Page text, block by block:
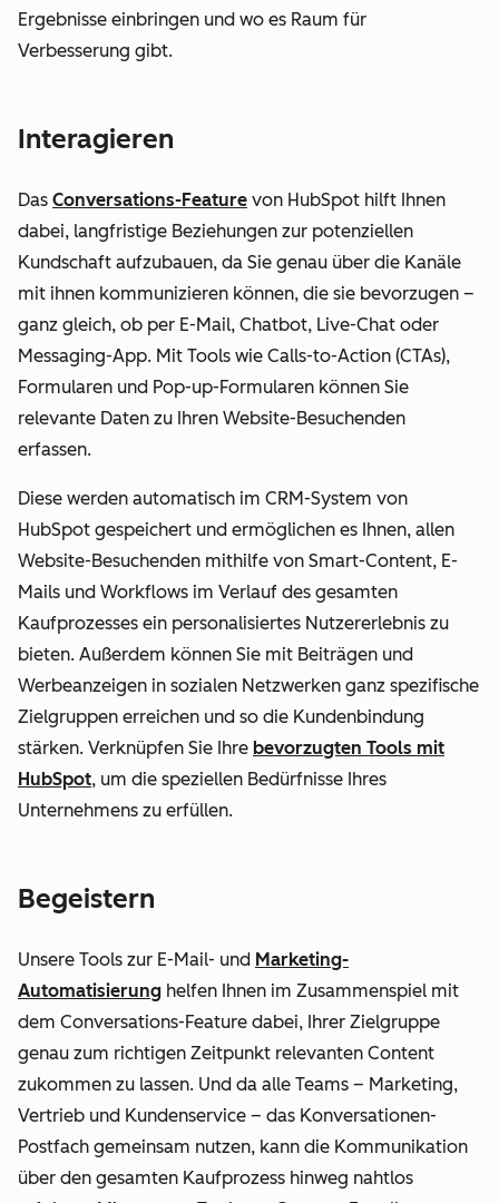
Ergebnisse einbringen und wo es Raum für
Verbesserung gibt.
Interagieren
Das Conversations-Feature von HubSpot hilft Ihnen
dabei, langfristige Beziehungen zur potenziellen
Kundschaft aufzubauen, da Sie genau über die Kanäle
mit ihnen kommunizieren können, die sie bevorzugen –
ganz gleich, ob per E-Mail, Chatbot, Live-Chat oder
Messaging-App. Mit Tools wie Calls-to-Action (CTAs),
Formularen und Pop-up-Formularen können Sie
relevante Daten zu Ihren Website-Besuchenden
erfassen.
Diese werden automatisch im CRM-System von
HubSpot gespeichert und ermöglichen es Ihnen, allen
Website-Besuchenden mithilfe von Smart-Content, E-
Mails und Workflows im Verlauf des gesamten
Kaufprozesses ein personalisiertes Nutzererlebnis zu
bieten. Außerdem können Sie mit Beiträgen und
Werbeanzeigen in sozialen Netzwerken ganz spezifische
Zielgruppen erreichen und so die Kundenbindung
stärken. Verknüpfen Sie Ihre bevorzugten Tools mit
HubSpot, um die speziellen Bedürfnisse Ihres
Unternehmens zu erfüllen.
Begeistern
Unsere Tools zur E-Mail- und Marketing-
Automatisierung helfen Ihnen im Zusammenspiel mit
dem Conversations-Feature dabei, Ihrer Zielgruppe
genau zum richtigen Zeitpunkt relevanten Content
zukommen zu lassen. Und da alle Teams – Marketing,
Vertrieb und Kundenservice – das Konversationen-
Postfach gemeinsam nutzen, kann die Kommunikation
über den gesamten Kaufprozess hinweg nahtlos